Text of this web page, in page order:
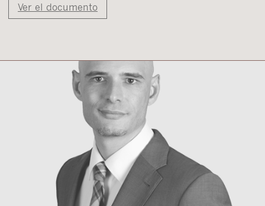
Ver el documento